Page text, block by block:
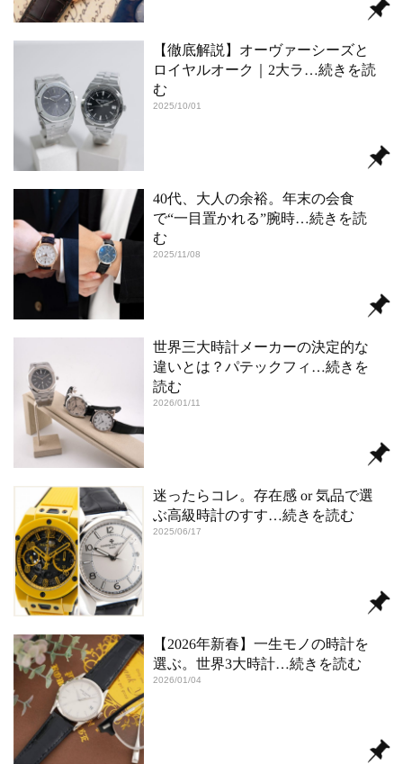
【徹底解説】オーヴァーシーズと
ロイヤルオーク｜2大ラ …続きを読
む
2025/10/01
40代、大人の余裕。年末の会食
で“一目置かれる”腕時…続きを読
む
2025/11/08
世界三大時計メーカーの決定的な
違いとは？パテックフィ …続きを
読む
2026/01/11
迷ったらコレ。存在感 or 気品で選
ぶ高級時計のすす…続きを読む
2025/06/17
【2026年新春】一生モノの時計を
選ぶ。世界3大時計…続きを読む
2026/01/04